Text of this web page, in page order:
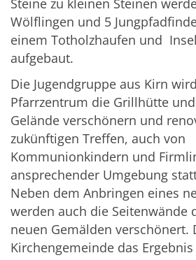
Steine zu kleinen Steinen
Wölflingen und 5
einem Totholzhaufen und
aufgebaut.
Die Jugendgruppe aus Kirn
Pfarrzentrum die Grillhütte
Gelände verschönern und
zukünftigen Treffen, auch von
Kommunionkindern und
ansprechender Umgebung
Neben dem Anbringen eines
werden auch die Seitenwände
neuen Gemälden verschönert.
Kirchengemeinde das